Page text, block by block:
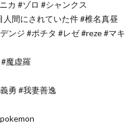
カ #ゾロ #シャンクス
間にされていた件 #椎名真昼
ンジ #ポチタ #レゼ #reze #マキ
魔虚羅
勇 #我妻善逸